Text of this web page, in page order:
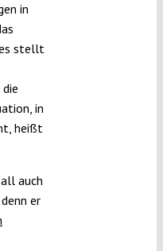
in
stellt
in
heißt
auch
er